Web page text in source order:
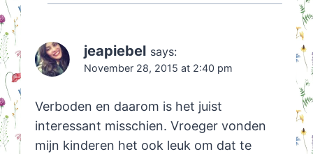
jeapiebel says:
November 28, 2015 at 2:40 pm
Verboden en daarom is het juist
interessant misschien. Vroeger vonden
mijn kinderen het ook leuk om dat te